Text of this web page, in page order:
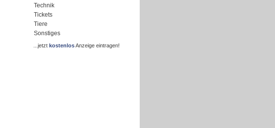
Technik
Tickets
Tiere
Sonstiges
...jetzt kostenlosAnzeige eintragen!